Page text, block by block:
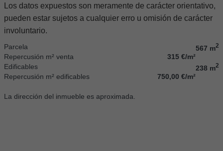
Los datos expuestos son meramente de carácter orientativo,
pueden estar sujetos a cualquier erro u omisión de carácter
involuntario.
Parcela 567 m2
Repercusión m² venta
315 €/m²
Edificables
238 m2
Repercusión m² edificables 750,00 €/m²
La dirección del inmueble es aproximada.